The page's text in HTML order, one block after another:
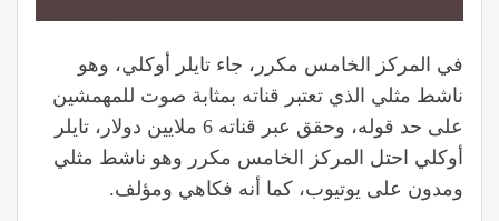
في المركز الخامس مكرر، جاء تايلر أوكلي، وهو
ناشط مثلي الذي تعتبر قناته بمثابة صوت للمهمشين
على حد قوله، وحقق عبر قناته 6 ملايين دولار، تايلر
أوكلي احتل المركز الخامس مكرر وهو ناشط مثلي
ومدون على يوتيوب، كما أنه فكاهي ومؤلف.